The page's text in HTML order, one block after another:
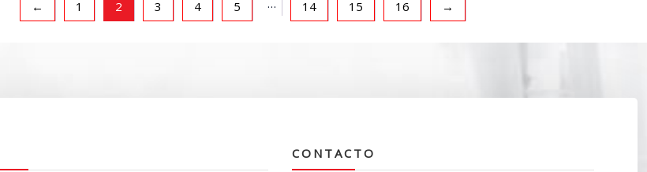
← 1 2 3 4 5 … 14 15 16 →
CONTACTO